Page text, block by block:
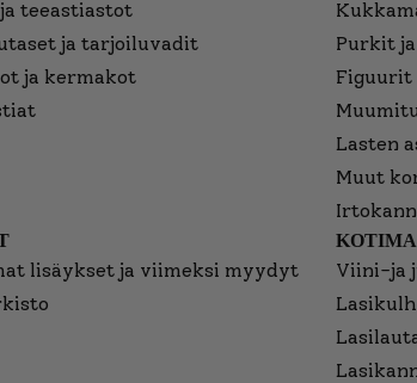
teeastiastot
ja tarjoiluvadit
ja kermakot
Purkit
Figuurit
Lasten
Muut
lisäykset ja viimeksi myydyt
Viini-ja